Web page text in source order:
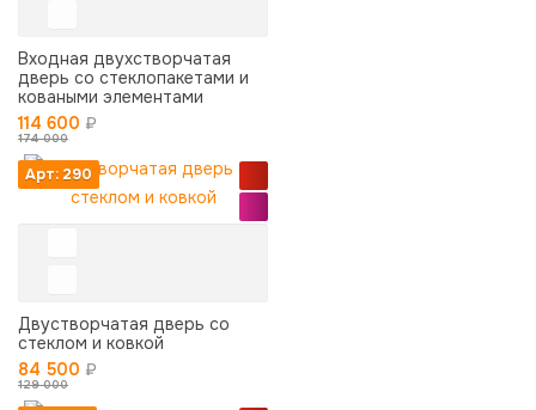
Входная двухстворчатая
дверь со стеклопакетами и
коваными элементами
114 600 ₽
174 000
Арт: 290
Двустворчатая дверь со
стеклом и ковкой
84 500 ₽
129 000